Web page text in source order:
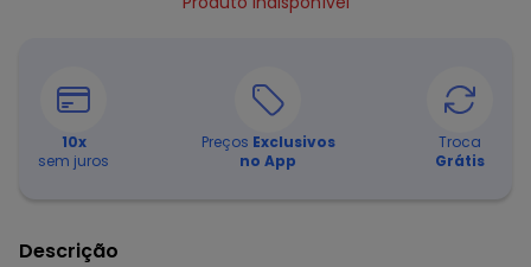
QUINTESS19. Válido para toda loja Quintess, até 07/08/2026.
10x
sem juros
Preços Exclusivos
no App
Troca
Grátis
Descrição